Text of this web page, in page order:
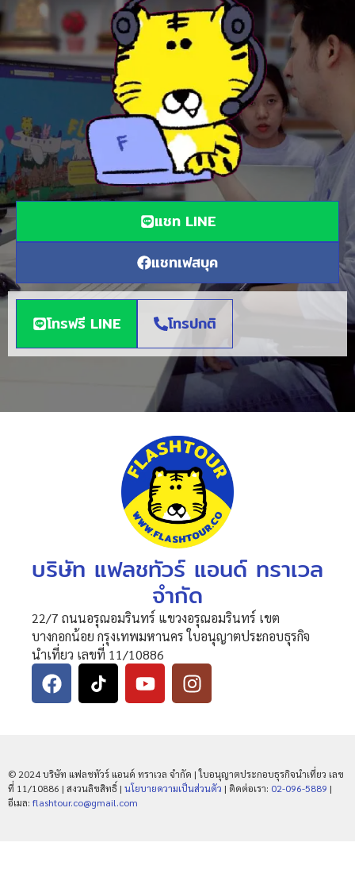
แชท LINE
แชทเฟสบุค
โทรฟรี LINE โทรปกติ
บริษัท แฟลชทัวร์ แอนด์ ทราเวล
จำกัด
22/7 ถนนอรุณอมรินทร์ แขวงอรุณอมรินทร์ เขต
บางกอกน้อย กรุงเทพมหานคร ใบอนุญาตประกอบธุรกิจ
นำเที่ยว เลขที่ 11/10886
© 2024 บริษัท แฟลชทัวร์ แอนด์ ทราเวล จำกัด | ใบอนุญาตประกอบธุรกิจนำเที่ยว เลข
ที่ 11/10886 | สงวนลิขสิทธิ์ | นโยบายความเป็นส่วนตัว | ติดต่อเรา: 02-096-5889 |
อีเมล: flashtour.co@gmail.com